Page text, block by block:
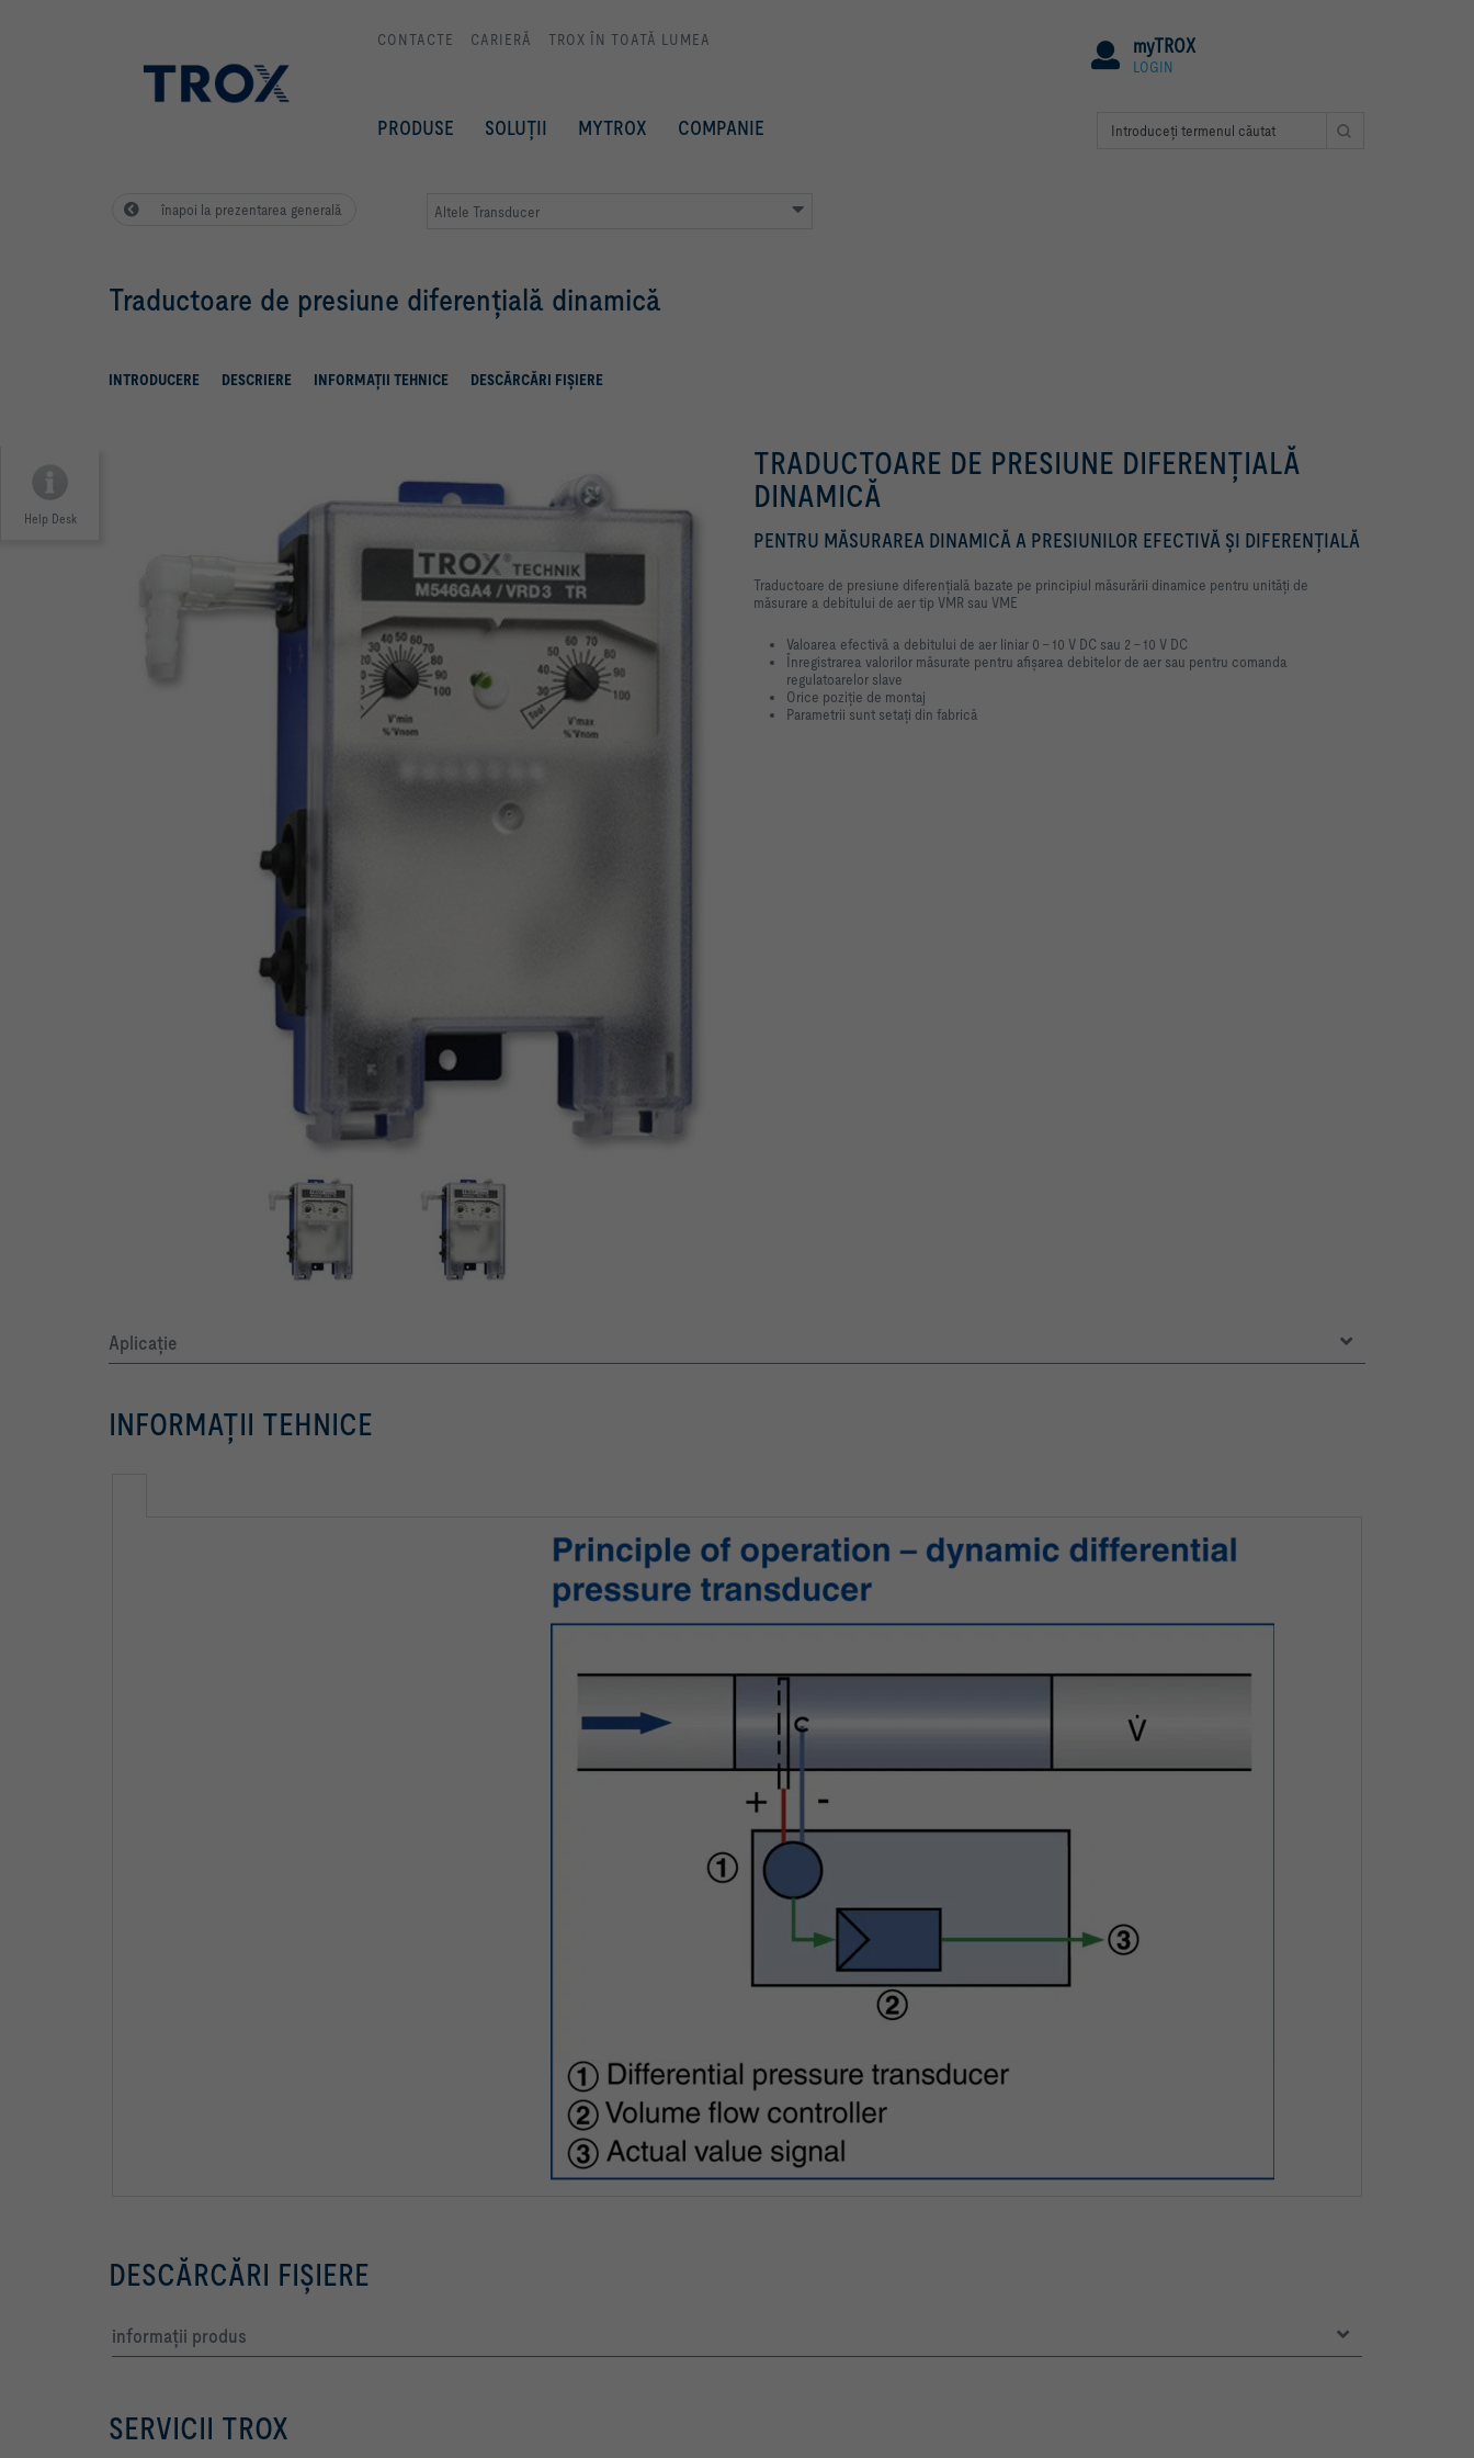
CONTACTE CARIERĂ TROX ÎN TOATĂ LUMEA myTROX
LOGIN
PRODUSE SOLUȚII MYTROX COMPANIE
înapoi la prezentarea generală Altele Transducer
Traductoare de presiune diferenţială dinamică
INTRODUCERE DESCRIERE INFORMAŢII TEHNICE DESCĂRCĂRI FIŞIERE
Help Desk
TRADUCTOARE DE PRESIUNE DIFERENŢIALĂ
DINAMICĂ
PENTRU MĂSURAREA DINAMICĂ A PRESIUNILOR EFECTIVĂ ŞI DIFERENŢIALĂ
Traductoare de presiune diferenţială bazate pe principiul măsurării dinamice pentru unităţi de
măsurare a debitului de aer tip VMR sau VME
Valoarea efectivă a debitului de aer liniar 0 – 10 V DC sau 2 – 10 V DC
Înregistrarea valorilor măsurate pentru afişarea debitelor de aer sau pentru comanda
regulatoarelor slave
Orice poziţie de montaj
Parametrii sunt setaţi din fabrică
Aplicaţie
INFORMAŢII TEHNICE
DESCĂRCĂRI FIŞIERE
informaţii produs
SERVICII TROX